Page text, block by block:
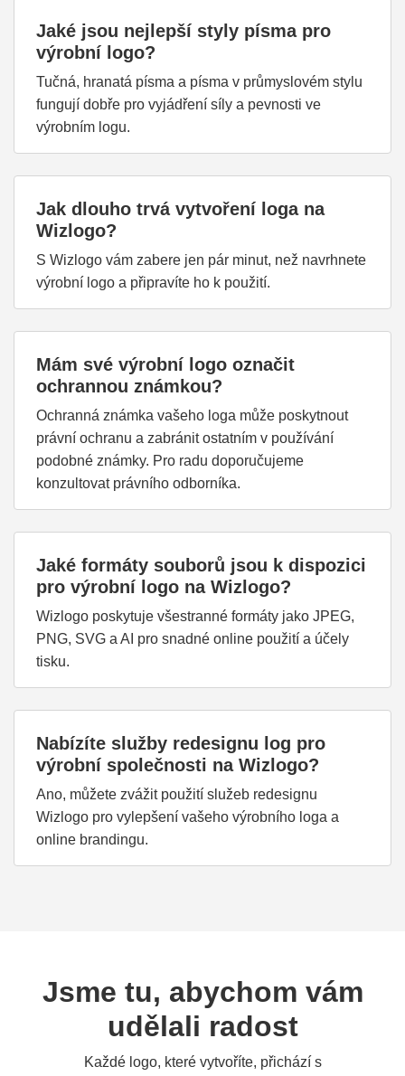
Jaké jsou nejlepší styly písma pro
výrobní logo?
Tučná, hranatá písma a písma v průmyslovém stylu
fungují dobře pro vyjádření síly a pevnosti ve
výrobním logu.
Jak dlouho trvá vytvoření loga na
Wizlogo?
S Wizlogo vám zabere jen pár minut, než navrhnete
výrobní logo a připravíte ho k použití.
Mám své výrobní logo označit
ochrannou známkou?
Ochranná známka vašeho loga může poskytnout
právní ochranu a zabránit ostatním v používání
podobné známky. Pro radu doporučujeme
konzultovat právního odborníka.
Jaké formáty souborů jsou k dispozici
pro výrobní logo na Wizlogo?
Wizlogo poskytuje všestranné formáty jako JPEG,
PNG, SVG a AI pro snadné online použití a účely
tisku.
Nabízíte služby redesignu log pro
výrobní společnosti na Wizlogo?
Ano, můžete zvážit použití služeb redesignu
Wizlogo pro vylepšení vašeho výrobního loga a
online brandingu.
Jsme tu, abychom vám
udělali radost
Každé logo, které vytvoříte, přichází s